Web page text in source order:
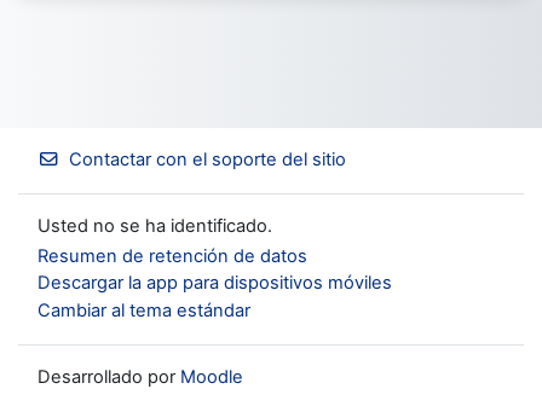
Contactar con el soporte del sitio
Usted no se ha identificado.
Resumen de retención de datos
Descargar la app para dispositivos móviles
Cambiar al tema estándar
Desarrollado por Moodle